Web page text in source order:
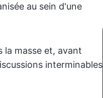
au sein d'une
la masse et, avant
interminables